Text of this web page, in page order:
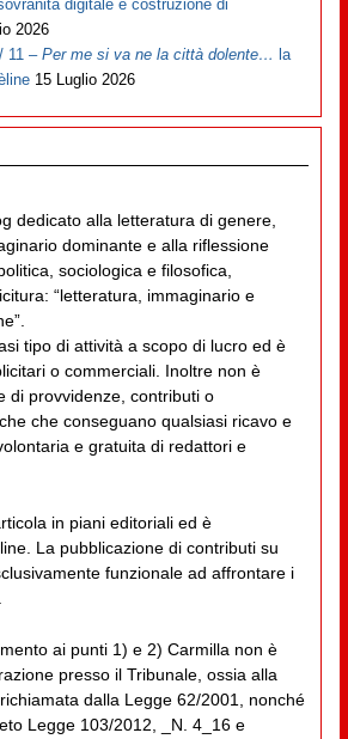
digitale e costruzione di
2026
/ 11 –Per me si va ne la città dolente… la
15 Luglio 2026
dedicato alla letteratura di genere,
dominante e alla riflessione
sociologica e filosofica,
“letteratura, immaginario e
tipo di attività a scopo di lucro ed è
o commerciali. Inoltre non è
di provvidenze, contributi o
che conseguano qualsiasi ricavo e
e gratuita di redattori e
in piani editoriali ed è
La pubblicazione di contributi su
funzionale ad affrontare i
ai punti 1) e 2) Carmilla non è
presso il Tribunale, ossia alla
dalla Legge 62/2001, nonché
Legge 103/2012, _N. 4_16 e